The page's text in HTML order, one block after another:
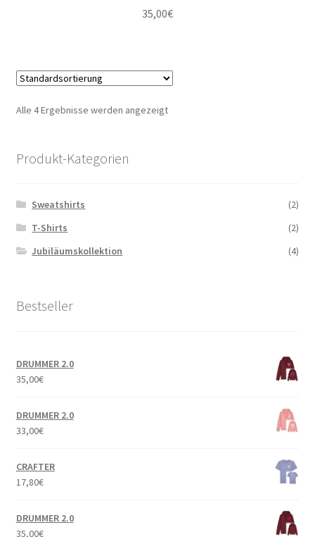
35,00€
Alle 4 Ergebnisse werden angezeigt
Produkt-Kategorien
Sweatshirts
(2)
T-Shirts
(2)
Jubiläumskollektion
(4)
Bestseller
DRUMMER 2.0
35,00€
DRUMMER 2.0
33,00€
CRAFTER
17,80€
DRUMMER 2.0
35,00€